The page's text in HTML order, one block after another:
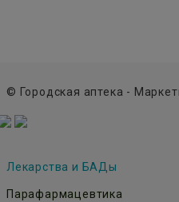
© Городская аптека -
Лекарства и БАДы
Парафармацевтика